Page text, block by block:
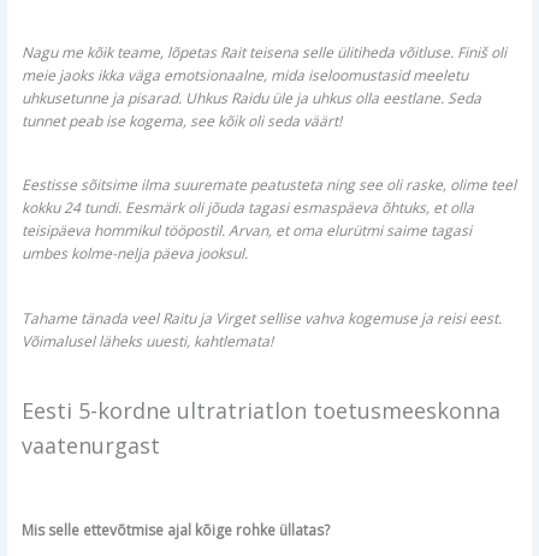
Nagu me kõik teame, lõpetas Rait teisena selle ülitiheda võitluse. Finiš oli
meie jaoks ikka väga emotsionaalne, mida iseloomustasid meeletu
uhkusetunne ja pisarad. Uhkus Raidu üle ja uhkus olla eestlane. Seda
tunnet peab ise kogema, see kõik oli seda väärt!
Eestisse sõitsime ilma suuremate peatusteta ning see oli raske, olime teel
kokku 24 tundi. Eesmärk oli jõuda tagasi esmaspäeva õhtuks, et olla
teisipäeva hommikultööpostil. Arvan, et oma elurütmi saime tagasi
umbes kolme-nelja päeva jooksul.
Tahame tänada veel Raitu ja Virget sellise vahva kogemuse ja reisi eest.
Võimalusel läheks uuesti, kahtlemata!
Eesti 5-kordne ultratriatlon toetusmeeskonna
vaatenurgast
Mis selle ettevõtmise ajal kõige rohke üllatas?